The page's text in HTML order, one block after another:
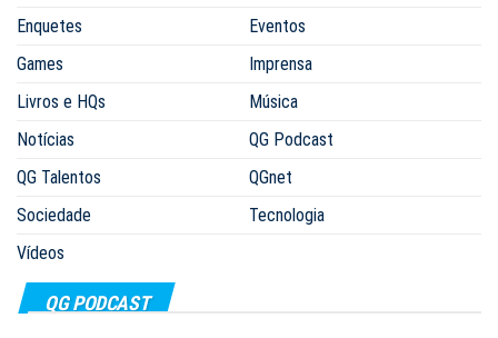
Enquetes
Eventos
Games
Imprensa
Livros e HQs
Música
Notícias
QG Podcast
QG Talentos
QGnet
Sociedade
Tecnologia
Vídeos
QG PODCAST